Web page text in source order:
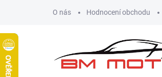
O nás Hodnocení obchodu